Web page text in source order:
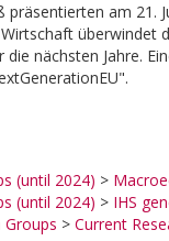
am 21.
überwindet
nächsten Jahre.
(until 2024) >
(until 2024) > IHS
Groups > Current